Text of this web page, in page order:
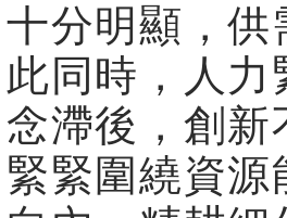
十分明顯，供
此同時，人
念滯後，創新
緊緊圍繞資源